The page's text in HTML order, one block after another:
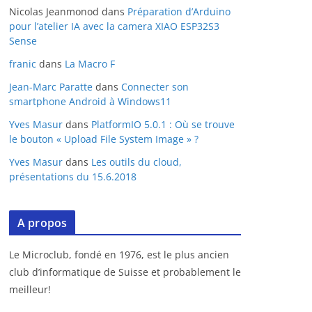
Nicolas Jeanmonod dans Préparation d’Arduino
pour l’atelier IA avec la camera XIAO ESP32S3
Sense
franic dans La Macro F
Jean-Marc Paratte dans Connecter son
smartphone Android à Windows11
Yves Masur dans PlatformIO 5.0.1 : Où se trouve
le bouton « Upload File System Image » ?
Yves Masur dans Les outils du cloud,
présentations du 15.6.2018
A propos
Le Microclub, fondé en 1976, est le plus ancien
club d’informatique de Suisse et probablement le
meilleur!